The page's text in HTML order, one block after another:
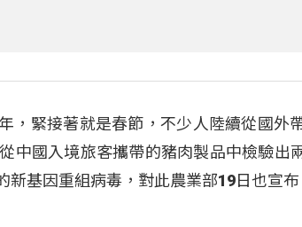
，緊接著就是春節，不少人陸續從國外
中國入境旅客攜帶的豬肉製品中檢驗出
新基因重組病毒，對此農業部19日也宣布